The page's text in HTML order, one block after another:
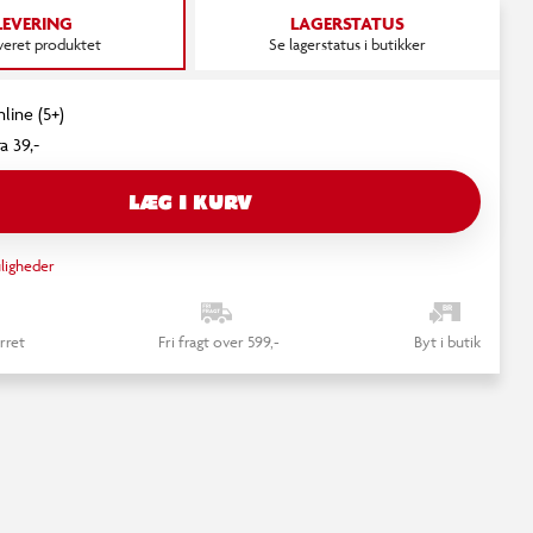
produktet
LAGERSTATUS
Se lagerstatus i butikker
(5+)
39,-
LÆG I KURV
Fri fragt over 599,- Byt i butik